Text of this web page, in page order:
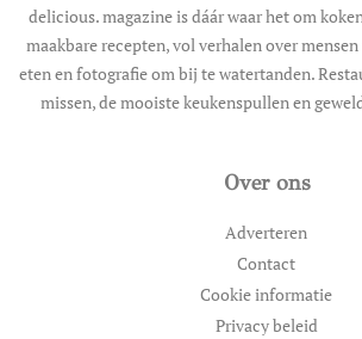
delicious. magazine is dáár waar het om
maakbare recepten, vol verhalen over
eten en fotografie om bij te watertanden.
missen, de mooiste keukenspullen en
Over ons
Adverteren
Contact
Cookie informatie
Privacy beleid